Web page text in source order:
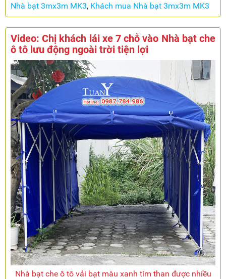
Nhà bạt 3mx3m MK3, Khách mua Nhà bạt 3mx3m MK3
Video: Chị khách lái xe 7 chỗ vào Nhà bạt che
ô tô lưu động ngoài trời tiện lợi
Nhà bạt che ô tô vải bạt màu xanh tím than được nhiều